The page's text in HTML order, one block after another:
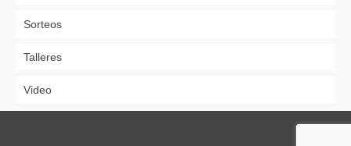
Sorteos
Talleres
Video